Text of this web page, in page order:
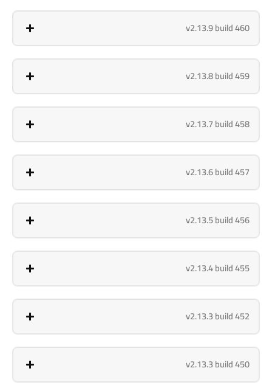
v2.13.9 build 460
v2.13.8 build 459
v2.13.7 build 458
v2.13.6 build 457
v2.13.5 build 456
v2.13.4 build 455
v2.13.3 build 452
v2.13.3 build 450